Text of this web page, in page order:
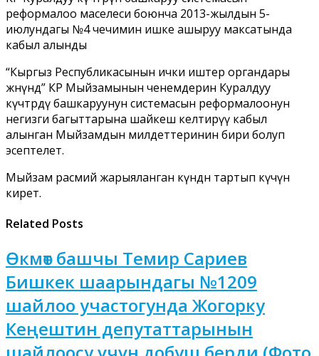
реформалоо маселеси боюнча 2013-жылдын 5-
июлундагы №4 чечимин ишке ашыруу максатында
кабыл алынды
“Кыргыз Республикасынын ички иштер органдары
жөнүндө” КР Мыйзамынын ченемдерин Куралдуу
күчтөрдү башкаруунун системасын реформалоонун
негизги багыттарына шайкеш келтирүү кабыл
алынган Мыйзамдын милдеттеринин бири болуп
эсептелет.
Мыйзам расмий жарыяланган күндөн тартып күчүнө
кирет.
Related Posts
Өкмөт башчы Темир Сариев
Бишкек шаарындагы №1209
шайлоо участогунда Жогорку
Кеңештин депутаттарынын